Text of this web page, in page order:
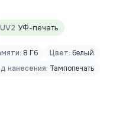
UV2 УФ-печать
8 Гб Цвет: белый
нанесения: Тампопечать